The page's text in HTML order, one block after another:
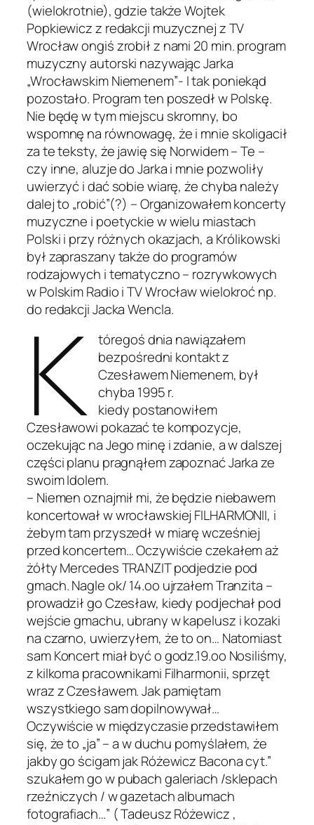
(wielokrotnie), gdzie także Wojtek
Popkiewicz z redakcji muzycznej z TV
Wrocław ongiś zrobił z nami 20 min. program
muzyczny autorski nazywając Jarka
„Wrocławskim Niemenem”- I tak poniekąd
pozostało. Program ten poszedł w Polskę.
Nie będę w tym miejscu skromny, bo
wspomnę na równowagę, że i mnie skoligacił
za te teksty, że jawię się Norwidem – Te –
czy inne, aluzje do Jarka i mnie pozwoliły
uwierzyć i dać sobie wiarę, że chyba należy
dalej to „robić”(?) – Organizowałem koncerty
muzyczne i poetyckie w wielu miastach
Polski i przy różnych okazjach, a Królikowski
był zapraszany także do programów
rodzajowych i tematyczno – rozrywkowych
w Polskim Radio i TV Wrocław wielokroć np.
do redakcji Jacka Wencla.
K tóregoś dnia nawiązałem
bezpośredni kontakt z
Czesławem Niemenem, był
chyba 1995 r.
kiedy postanowiłem
Czesławowi pokazać te kompozycje,
oczekując na Jego minę i zdanie, a w dalszej
części planu pragnąłem zapoznać Jarka ze
swoim Idolem.
– Niemen oznajmił mi, że będzie niebawem
koncertował w wrocławskiej FILHARMONII, i
żebym tam przyszedł w miarę wcześniej
przed koncertem… Oczywiście czekałem aż
żółty Mercedes TRANZIT podjedzie pod
gmach. Nagle ok/ 14.oo ujrzałem Tranzita –
prowadził go Czesław, kiedy podjechał pod
wejście gmachu, ubrany w kapelusz i kozaki
na czarno, uwierzyłem, że to on… Natomiast
sam Koncert miał być o godz.19.oo Nosiliśmy,
z kilkoma pracownikami Filharmonii, sprzęt
wraz z Czesławem. Jak pamiętam
wszystkiego sam dopilnowywał…
Oczywiście w międzyczasie przedstawiłem
się, że to „ja” – a w duchu pomyślałem, że
jakby go ścigam jak Różewicz Bacona cyt.”
szukałem go w pubach galeriach /sklepach
rzeźniczych / w gazetach albumach
fotografiach…” ( Tadeusz Różewicz ,